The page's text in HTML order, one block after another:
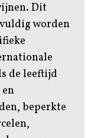
Dit
worden
de leeftijd
beperkte